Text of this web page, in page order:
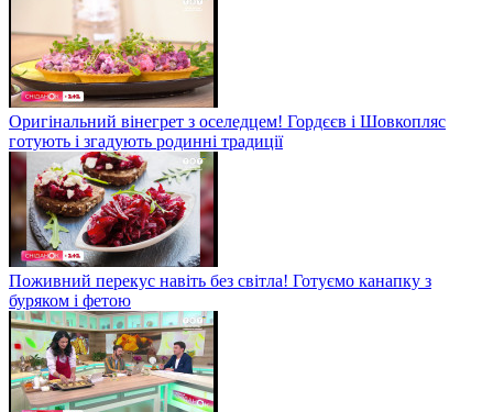
Оригінальний вінегрет з оселедцем! Гордєєв і Шовкопляс
готують і згадують родинні традиції
Поживний перекус навіть без світла! Готуємо канапку з
буряком і фетою